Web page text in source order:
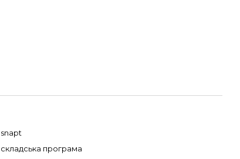
snapt
складська програма